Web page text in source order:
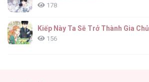
178
Kiếp Này Ta Sẽ Trở Thành Gia Chủ
156